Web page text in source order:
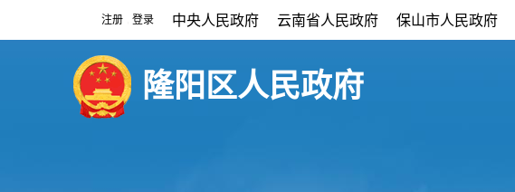
注册 登录 中央人民政府 云南省人民政府 保山市人民政府
隆阳区人民政府